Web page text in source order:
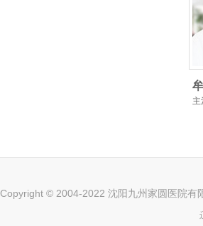
主
Copyright © 2004-2022 沈阳九州家圆医院有